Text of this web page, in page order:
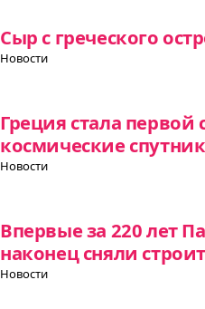
Сыр с греческого
Новости
Греция стала первой
космические
Новости
Впервые за 220 лет
наконец сняли
Новости